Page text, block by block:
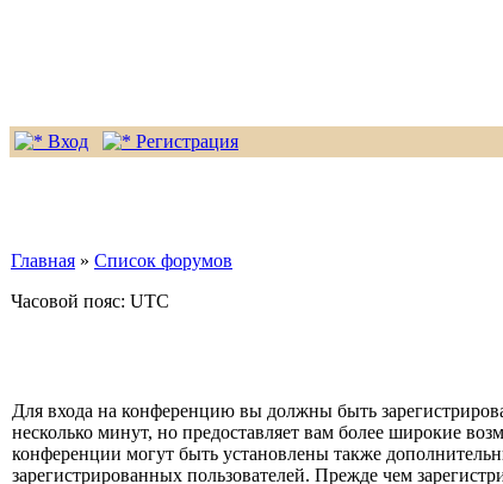
Вход
Регистрация
Главная » Список форумов
Часовой пояс: UTC
Для входа на конференцию вы должны быть
несколько минут, но предоставляет вам более широкие
конференции могут быть установлены также
зарегистрированных пользователей. Прежде чем